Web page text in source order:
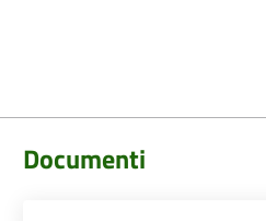
Documenti